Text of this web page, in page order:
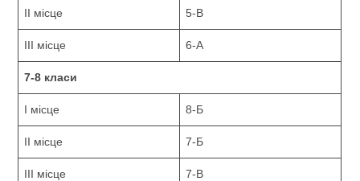
ІІ місце 5-В
ІІІ місце 6-А
7-8 класи
І місце 8-Б
ІІ місце 7-Б
ІІІ місце 7-В